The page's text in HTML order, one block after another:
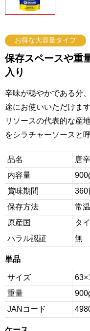
お得な大容量タイプ
保存スペースや重
入り
辛味が穏やかである分
途にお使いいただけま
リソースの代表的な産
をシラチャーソースと
品名
唐
内容量
賞味期間
360
保存方法
常温
原産国
タイ
ハラル認証
無
単品
サイズ
重量
JANコード